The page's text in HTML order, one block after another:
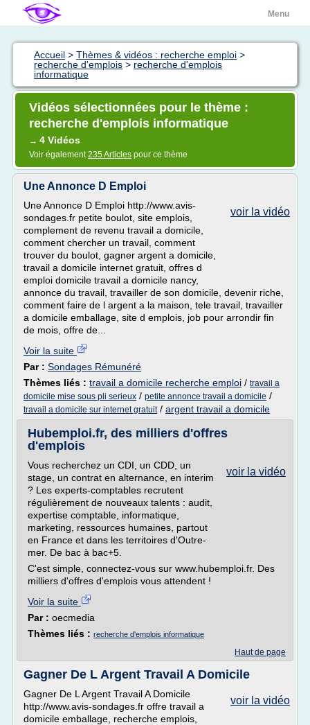
Menu
Accueil > Thèmes & vidéos : recherche emploi >
recherche d'emplois > recherche d'emplois
informatique
Vidéos sélectionnées pour le thème :
recherche d'emplois informatique
→ 4 Vidéos
Voir également235 Articles pour ce thème
Une Annonce D Emploi
voir la vidéo
Une Annonce D Emploi http://www.avis-
sondages.fr petite boulot, site emplois,
complement de revenu travail a domicile,
comment chercher un travail, comment
trouver du boulot, gagner argent a domicile,
travail a domicile internet gratuit, offres d
emploi domicile travail a domicile nancy,
annonce du travail, travailler de son domicile, devenir riche,
comment faire de l argent a la maison, tele travail, travailler
a domicile emballage, site d emplois, job pour arrondir fin
de mois, offre de...
Voir la suite
Par : Sondages Rémunéré
Thèmes liés : travail a domicile recherche emploi / travail a
domicile mise sous pli serieux / petite annonce travail a domicile /
travail a domicile sur internet gratuit/ argent travail a domicile
Hubemploi.fr, des milliers d'offres
d'emplois
voir la vidéo
Vous recherchez un CDI, un CDD, un
stage, un contrat en alternance, en interim
? Les experts-comptables recrutent
régulièrement de nouveaux talents : audit,
expertise comptable, informatique,
marketing, ressources humaines, partout
en France et dans les territoires d'Outre-
mer. De bac à bac+5.
C'est simple, connectez-vous sur www.hubemploi.fr. Des
milliers d'offres d'emplois vous attendent !
Voir la suite
Par : oecmedia
Thèmes liés : recherche d'emplois informatique
Haut de page
Gagner De L Argent Travail A Domicile
voir la vidéo
Gagner De L Argent Travail A Domicile
http://www.avis-sondages.fr offre travail a
domicile emballage, recherche emplois,